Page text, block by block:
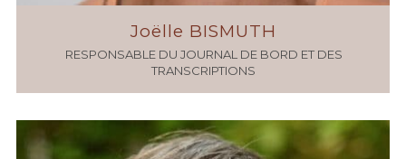
Joëlle BISMUTH
RESPONSABLE DU JOURNAL DE BORD ET DES
TRANSCRIPTIONS